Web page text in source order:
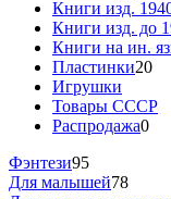
Книги изд.
Книги изд. до
Книги на ин.
Пластинки20
Игрушки
Товары СССР
Распродажа0
Фэнтези95
Для малышей78